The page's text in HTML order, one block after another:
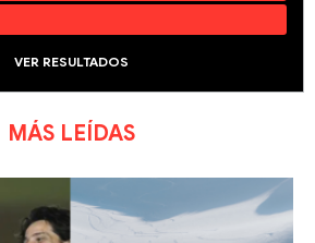
VER RESULTADOS
MÁS LEÍDAS